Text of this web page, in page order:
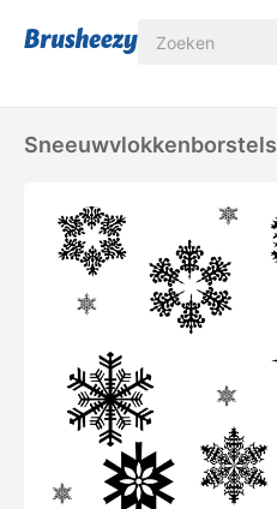
Sneeuwvlokkenborstels